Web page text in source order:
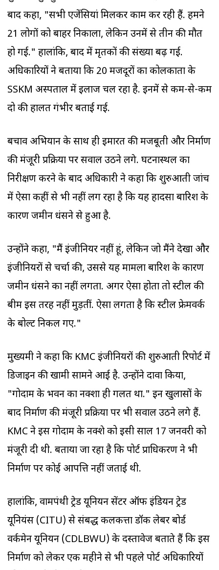
बाद कहा, "सभी एजेंसियां मिलकर काम कर रही हैं. हमने
21 लोगों को बाहर निकाला, लेकिन उनमें से तीन की मौत
हो गई." हालांकि, बाद में मृतकों की संख्या बढ़ गई.
अधिकारियों ने बताया कि 20 मजदूरों का कोलकाता के
SSKM अस्पताल में इलाज चल रहा है. इनमें से कम-से-कम
दो की हालत गंभीर बताई गई.
बचाव अभियान के साथ ही इमारत की मजबूती और निर्माण
की मंजूरी प्रक्रिया पर सवाल उठने लगे. घटनास्थल का
निरीक्षण करने के बाद अधिकारी ने कहा कि शुरुआती जांच
में ऐसा कहीं से भी नहीं लग रहा है कि यह हादसा बारिश के
कारण जमीन धंसने से हुआ है.
उन्होंने कहा, "मैं इंजीनियर नहीं हूं, लेकिन जो मैंने देखा और
इंजीनियरों से चर्चा की, उससे यह मामला बारिश के कारण
जमीन धंसने का नहीं लगता. अगर ऐसा होता तो स्टील की
बीम इस तरह नहीं मुड़तीं. ऐसा लगता है कि स्टील फ्रेमवर्क
के बोल्ट निकल गए."
मुख्यमंत्री ने कहा कि KMC इंजीनियरों की शुरुआती रिपोर्ट में
डिजाइन की खामी सामने आई है. उन्होंने दावा किया,
"गोदाम के भवन का नक्शा ही गलत था." इन खुलासों के
बाद निर्माण की मंजूरी प्रक्रिया पर भी सवाल उठने लगे हैं.
KMC ने इस गोदाम के नक्शे को इसी साल 17 जनवरी को
मंजूरी दी थी. बताया जा रहा है कि पोर्ट प्राधिकरण ने भी
निर्माण पर कोई आपत्ति नहीं जताई थी.
हालांकि, वामपंथी ट्रेड यूनियन सेंटर ऑफ इंडियन ट्रेड
यूनियंस (CITU) से संबद्ध कलकत्ता डॉक लेबर बोर्ड
वर्कमेन यूनियन (CDLBWU) के दस्तावेज बताते हैं कि इस
निर्माण को लेकर एक महीने से भी पहले पोर्ट अधिकारियों